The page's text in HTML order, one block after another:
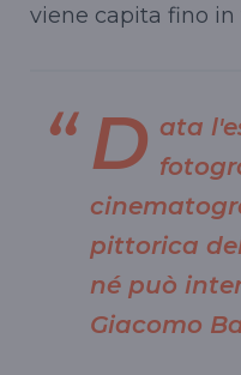
viene capita fino in
D ata
pittorica
né può
Giacomo